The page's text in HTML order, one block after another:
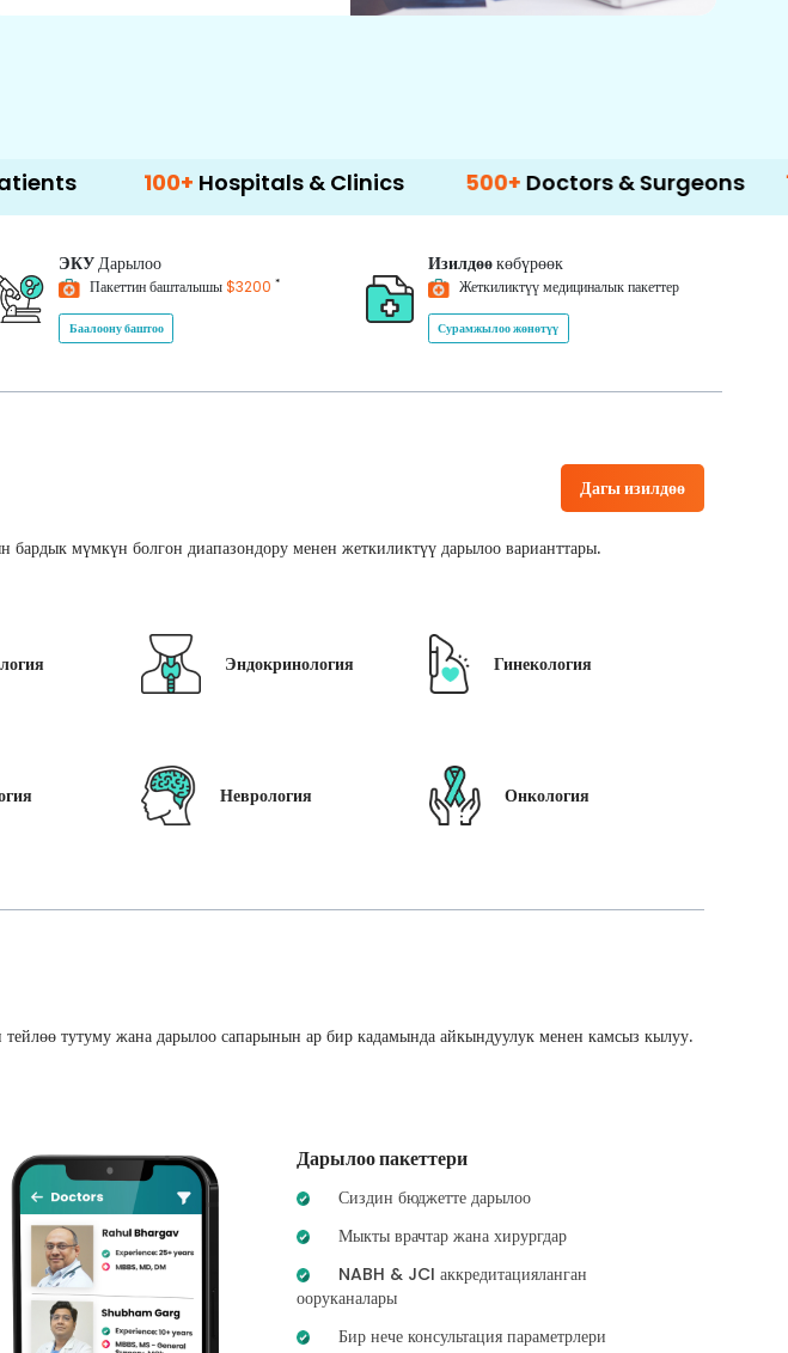
100+ Hospitals & Clinics 500+ Doctors & Surgeons 14+
ЭКУДарылоо
Пакеттин башталышы$3200 *
Баалоону баштоо
Изилдөөкөбүрөөк
Жеткиликтүү медициналык пакеттер
Сурамжылоо жөнөтүү
Дагы изилдөө
мүмкүн болгон диапазондору менен жеткиликтүү дарылоо варианттары.
Эндокринология Гинекология
Неврология Онкология
тутуму жана дарылоо сапарынын ар бир кадамында айкындуулук менен камсыз кылуу.
Дарылоо пакеттери
Сиздин бюджетте дарылоо
Мыкты врачтар жана хирургдар
NABH & JCI аккредитацияланган
ооруканалары
Бир нече консультация параметрлери